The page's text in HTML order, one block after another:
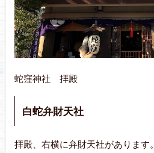
蛇窪神社 拝殿
白蛇弁財天社
拝殿、右横に弁財天社があります。